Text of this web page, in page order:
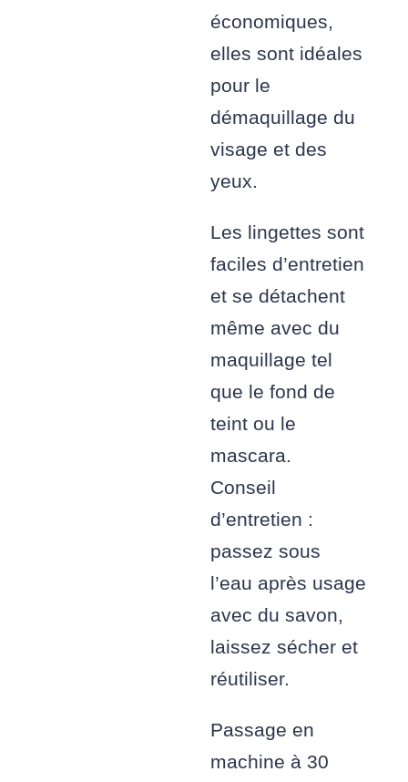
économiques,
elles sont idéales
pour le
démaquillage du
visage et des
yeux.
Les lingettes sont
faciles d’entretien
et se détachent
même avec du
maquillage tel
que le fond de
teint ou le
mascara.
Conseil
d’entretien :
passez sous
l’eau après usage
avec du savon,
laissez sécher et
réutiliser.
Passage en
machine à 30